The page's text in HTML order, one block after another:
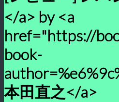
</a> by <a
href="https://
book-
本田直之</a>